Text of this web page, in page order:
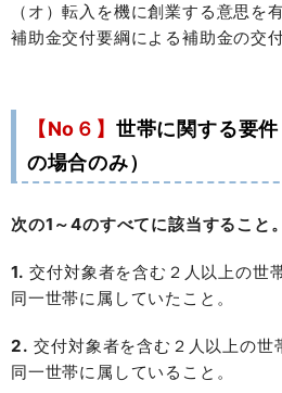
（オ）転入を機に創業する意思を
補助金交付要綱による補助金の交
【No６】 世帯に関する要
の場合のみ）
次の1～4のすべてに該当すること。
1. 交付対象者を含む２人以上の世
同一世帯に属していたこと。
2. 交付対象者を含む２人以上の世
同一世帯に属していること。